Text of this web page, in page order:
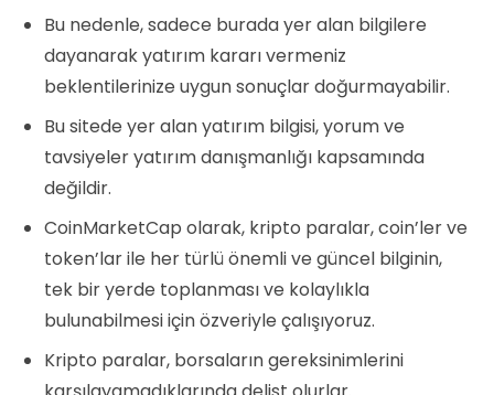
Bu nedenle, sadece burada yer alan bilgilere
dayanarak yatırım kararı vermeniz
beklentilerinize uygun sonuçlar doğurmayabilir.
Bu sitede yer alan yatırım bilgisi, yorum ve
tavsiyeler yatırım danışmanlığı kapsamında
değildir.
CoinMarketCap olarak, kripto paralar, coin’ler ve
token’lar ile her türlü önemli ve güncel bilginin,
tek bir yerde toplanması ve kolaylıkla
bulunabilmesi için özveriyle çalışıyoruz.
Kripto paralar, borsaların gereksinimlerini